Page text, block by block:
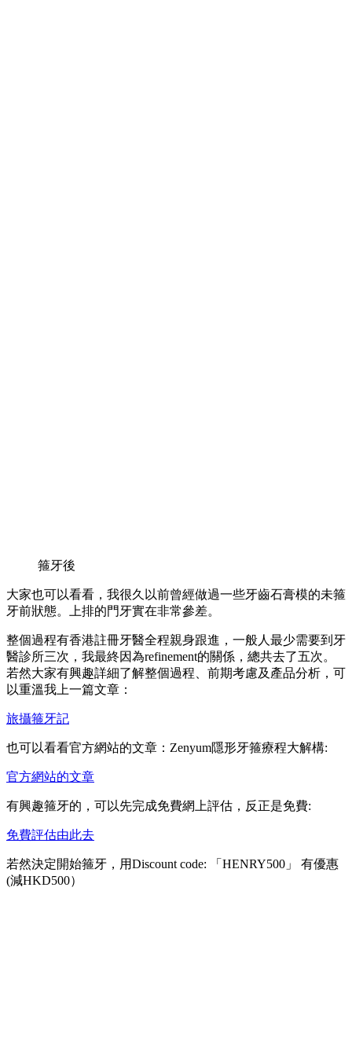
箍牙後
大家也可以看看，我很久以前曾經做過一些牙齒石膏模的未箍
牙前狀態。上排的門牙實在非常參差。
整個過程有香港註冊牙醫全程親身跟進，一般人最少需要到牙
醫診所三次，我最終因為refinement的關係，總共去了五次。
若然大家有興趣詳細了解整個過程、前期考慮及產品分析，可
以重溫我上一篇文章：
旅攝箍牙記
也可以看看官方網站的文章：Zenyum隱形牙箍療程大解構:
官方網站的文章
有興趣箍牙的，可以先完成免費網上評估，反正是免費:
免費評估由此去
若然決定開始箍牙，用Discount code: 「HENRY500」 有優惠
(減HKD500）